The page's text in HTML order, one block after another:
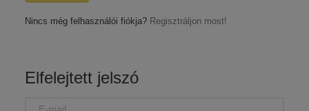
Nincs még felhasználói fiókja? Regisztráljon most!
Elfelejtett jelszó